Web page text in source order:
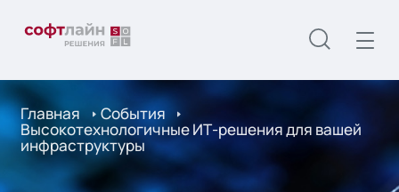
Главная События
Высокотехнологичные ИТ-решения для вашей
инфраструктуры